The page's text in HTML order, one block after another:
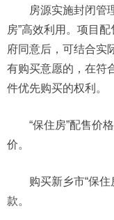
房源实施封闭管
房”高效利用。项目
府同意后，可结合实
有购买意愿的，在符
件优先购买的权利。
“保住房”配售价
价。
购买新乡市“保
款。